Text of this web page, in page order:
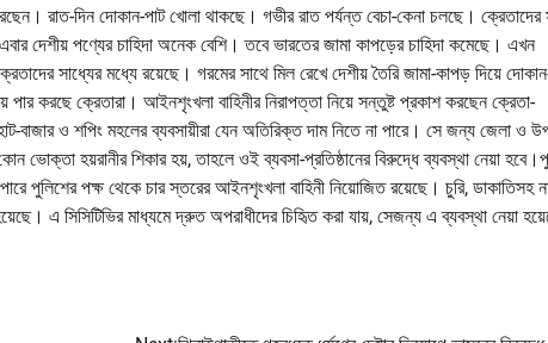
রাত-দিন দোকান-পাট খোলা থাকছে। গভীর রাত পর্যন্ত বেচা-কেনা চলছে। ক্রেতাদের
দেশীয় পণ্যের চাহিদা অনেক বেশি। তবে ভারতের জামা কাপড়ের চাহিদা কমেছে। এখন
সাধ্যের মধ্যে রয়েছে। গরমের সাথে মিল রেখে দেশীয় তৈরি জামা-কাপড় দিয়ে
করছে ক্রেতারা। আইনশৃংখলা বাহিনীর নিরাপত্তা নিয়ে সন্তুষ্ট প্রকাশ করছেন ক্রেতা-
বাজার ও শপিং মহলের ব্যবসায়ীরা যেন অতিরিক্ত দাম নিতে না পারে। সে জন্য জেলা ও
হয়রানীর শিকার হয়, তাহলে ওই ব্যবসা-প্রতিষ্ঠানের বিরুদ্ধে ব্যবস্থা নেয়া
পুলিশের পক্ষ থেকে চার স্তরের আইনশৃংখলা বাহিনী নিয়োজিত রয়েছে। চুরি, ডাকাতিসহ
এ সিসিটিভির মাধ্যমে দ্রুত অপরাধীদের চিহিৃত করা যায়, সেজন্য এ ব্যবস্থা নেয়া